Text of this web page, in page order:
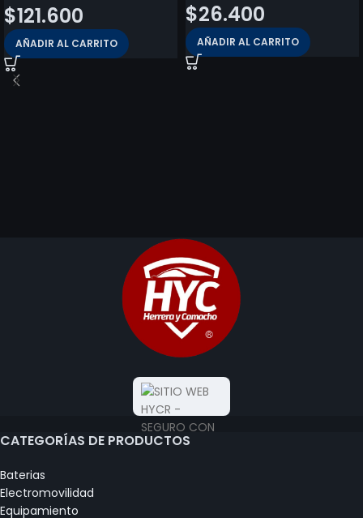
$121.600
AÑADIR AL CARRITO
$26.400
AÑADIR AL CARRITO
CATEGORÍAS DE PRODUCTOS
Baterias
Electromovilidad
Equipamiento